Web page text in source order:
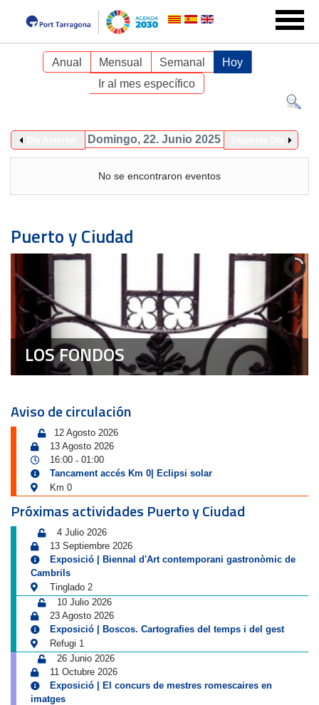
Anual Mensual Semanal
Hoy
Ir al mes específico
Domingo, 22. Junio 2025
No se encontraron eventos
Puerto y Ciudad
LOS FONDOS
Aviso de circulación
12 Agosto 2026
13 Agosto 2026
16:00 - 01:00
Tancament accés Km 0| Eclipsi solar
Km 0
Próximas actividades Puerto y Ciudad
4 Julio 2026
13 Septiembre 2026
Exposició | Biennal d'Art contemporani gastronòmic de
Cambrils
Tinglado 2
10 Julio 2026
23 Agosto 2026
Exposició | Boscos. Cartografies del temps i del gest
Refugi 1
26 Junio 2026
11 Octubre 2026
Exposició | El concurs de mestres romescaires en
imatges